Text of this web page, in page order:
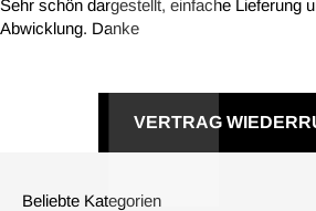
Sehr schön dargestellt, einfache Lieferung
Abwicklung. Danke
VERTRAG
Beliebte Kategorien